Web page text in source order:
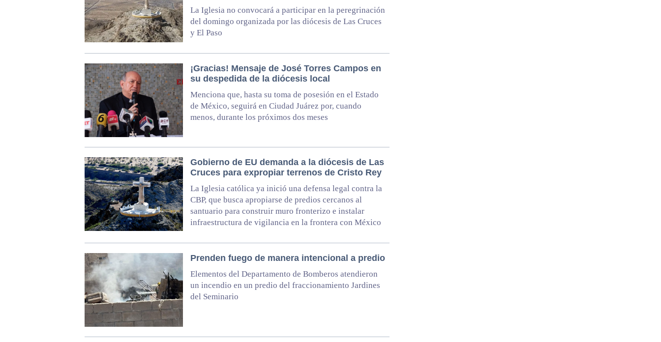
La Iglesia no convocará a participar en la peregrinación
del domingo organizada por las diócesis de Las Cruces
y El Paso
¡Gracias! Mensaje de José Torres Campos en
su despedida de la diócesis local
Menciona que, hasta su toma de posesión en el Estado
de México, seguirá en Ciudad Juárez por, cuando
menos, durante los próximos dos meses
Gobierno de EU demanda a la diócesis de Las
Cruces para expropiar terrenos de Cristo Rey
La Iglesia católica ya inició una defensa legal contra la
CBP, que busca apropiarse de predios cercanos al
santuario para construir muro fronterizo e instalar
infraestructura de vigilancia en la frontera con México
Prenden fuego de manera intencional a predio
Elementos del Departamento de Bomberos atendieron
un incendio en un predio del fraccionamiento Jardines
del Seminario